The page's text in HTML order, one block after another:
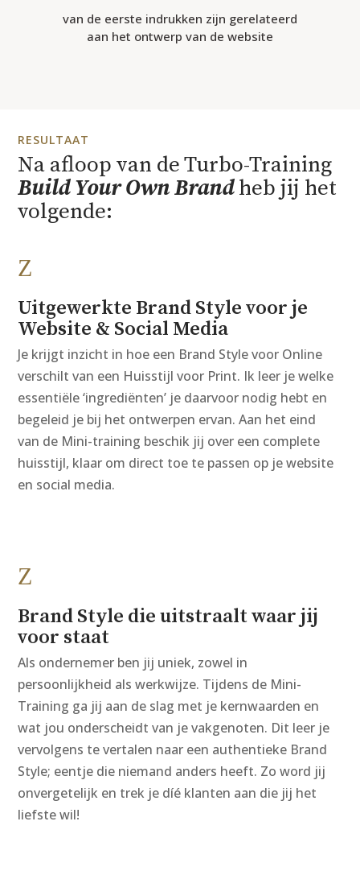
van de eerste indrukken zijn gerelateerd
aan het ontwerp van de website
RESULTAAT
Na afloop van de Turbo-Training
Build Your Own Brandheb jij het
volgende:
Z
Uitgewerkte Brand Style voor je
Website & Social Media
Je krijgt inzicht in hoe een Brand Style voor Online
verschilt van een Huisstijl voor Print. Ik leer je welke
essentiële ‘ingrediënten’ je daarvoor nodig hebt en
begeleid je bij het ontwerpen ervan. Aan het eind
van de Mini-training beschik jij over een complete
huisstijl, klaar om direct toe te passen op je website
en social media.
Z
Brand Style die uitstraalt waar jij
voor staat
Als ondernemer ben jij uniek, zowel in
persoonlijkheid als werkwijze. Tijdens de Mini-
Training ga jij aan de slag met je kernwaarden en
wat jou onderscheidt van je vakgenoten. Dit leer je
vervolgens te vertalen naar een authentieke Brand
Style; eentje die niemand anders heeft. Zo word jij
onvergetelijk en trek je díé klanten aan die jij het
liefste wil!